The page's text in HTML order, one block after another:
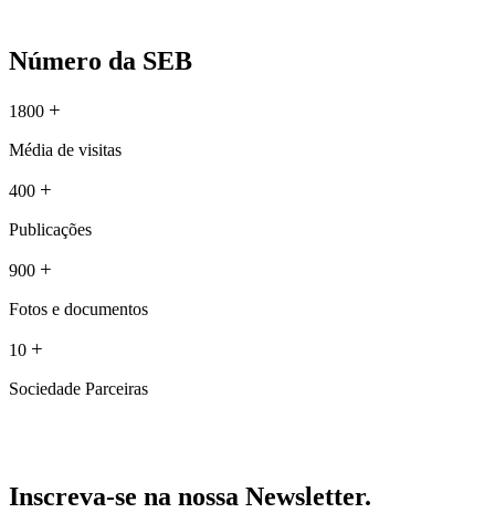
Número da SEB
1800 +
Média de visitas
400 +
Publicações
900 +
Fotos e documentos
10 +
Sociedade Parceiras
Inscreva-se na nossa Newsletter.